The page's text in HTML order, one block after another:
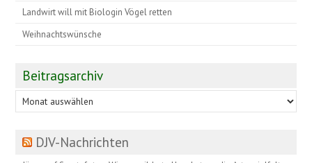
Landwirt will mit Biologin Vögel retten
Weihnachtswünsche
Beitragsarchiv
Beitragsarchiv
DJV-Nachrichten